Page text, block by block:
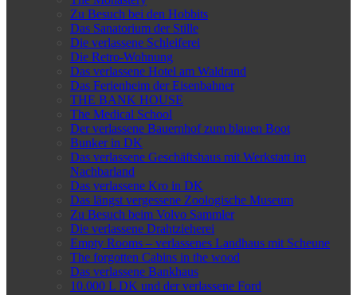
Zu Besuch bei den Hobbits
Das Sanatorium der Stille
Die verlassene Schleiferei
Die Retro-Wohnung
Das verlassene Hotel am Waldrand
Das Ferienheim der Eisenbahner
THE BANK HOUSE
The Medical School
Der verlassene Bauernhof zum blauen Boot
Bunker in DK
Das verlassene Geschäftshaus mit Werkstatt im
Nachbarland
Das verlassene Kro in DK
Das längst vergessene Zoologische Museum
Zu Besuch beim Volvo Sammler
Die verlassene Drahtzieherei
Empty Rooms – verlassenes Landhaus mit Scheune
The forgotten Cabins in the wood
Das verlassene Bankhaus
10.000 L DK und der verlassene Ford